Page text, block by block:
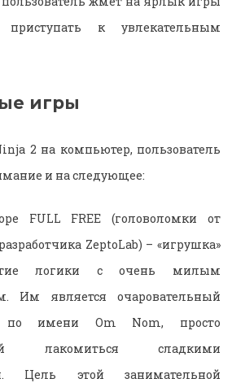
к увлекательным
игры
2 на компьютер, пользователь
и на следующее:
FULL FREE (головоломки от
ZeptoLab) – «игрушка»
логики с очень милым
Им является очаровательный
по имени Om Nom, просто
лакомиться сладкими
Цель этой занимательной